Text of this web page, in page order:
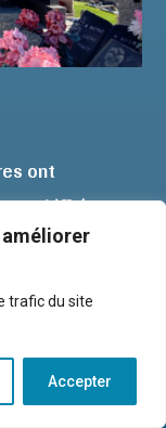
trafic du site
Accepter
ont
chiffrés
:
PF de